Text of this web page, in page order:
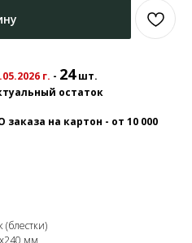
г. - 24шт.
остаток
на картон - от 10 000
(блестки)